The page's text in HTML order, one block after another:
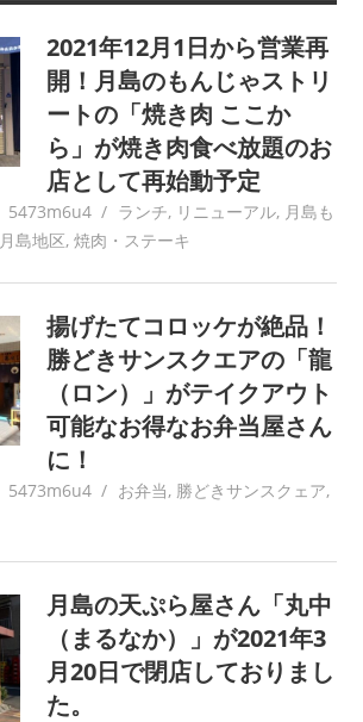
2021年12月1日から営業再
開！月島のもんじゃストリ
ートの「焼き肉 ここか
ら」が焼き肉食べ放題のお
店として再始動予定
5473m6u4 ランチ, リニューアル, 月島も
月島地区, 焼肉・ステーキ
揚げたてコロッケが絶品！
勝どきサンスクエアの「龍
（ロン）」がテイクアウト
可能なお得なお弁当屋さん
に！
5473m6u4 お弁当, 勝どきサンスクェア,
月島の天ぷら屋さん「丸中
（まるなか）」が2021年3
月20日で閉店しておりまし
た。